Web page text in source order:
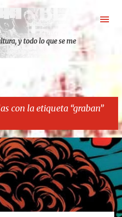
principal
y todo lo que se me
con la etiqueta graban